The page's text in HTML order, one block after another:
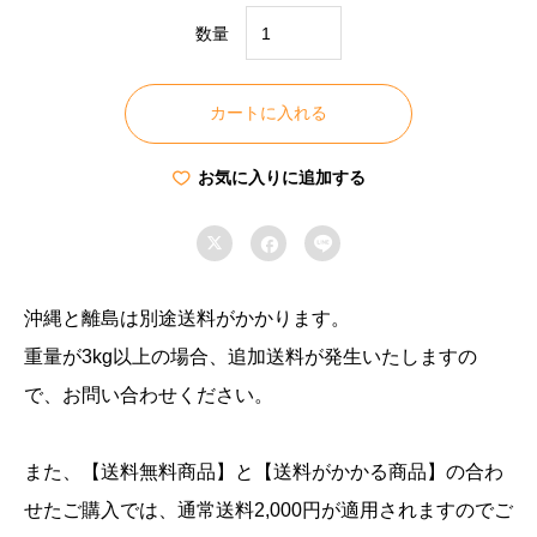
数量
珍
味
数
の
山
漬
150g
カートに入れる
お気に入りに追加する
  
沖縄と離島は別途送料がかかります。
重量が3kg以上の場合、追加送料が発生いたしますの
で、お問い合わせください。
また、【送料無料商品】と【送料がかかる商品】の合わ
せたご購入では、通常送料2,000円が適用されますのでご